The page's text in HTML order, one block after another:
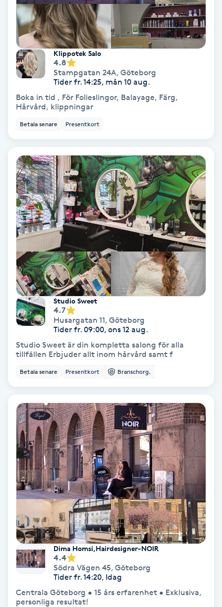
Färgning
Föning
Gel naglar
Gelenaglar
Gellack med förstärkning
Gravidmassage
Gravidyoga
Gruppträning
Gua Sha-massage
Hatha Yoga
Headspa
Healing
HIFU
Hollywood Peel
Hot Stone Massage
Hudföryngring
Huduppstramning
Hudvård
Klippotek Salo
4.8
Stampgatan 24A, Göteborg
Tider fr. 14:25, mån 10 aug.
Boka in tid , För Folieslingor, Balayage, Färg,
Hårvård, klippningar
Betala senare Presentkort
Studio Sweet
4.7
Husargatan 11, Göteborg
Tider fr. 09:00, ons 12 aug.
Studio Sweet är din kompletta salong för alla
tillfällen Erbjuder allt inom hårvård samt f
Betala senare Presentkort Branschorg.
Dima Homsi,Hairdesigner-NOIR
4.4
Södra Vägen 45, Göteborg
Tider fr. 14:20, Idag
Centrala Göteborg • 15 års erfarenhet • Exklusiva,
personliga resultat!